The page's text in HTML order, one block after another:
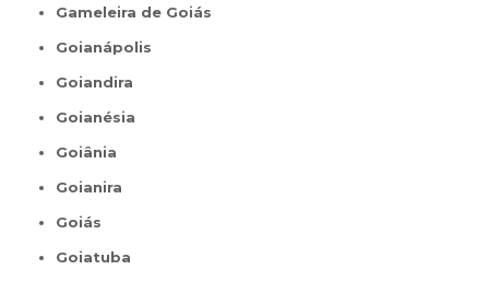
Gameleira de Goiás
Goianápolis
Goiandira
Goianésia
Goiânia
Goianira
Goiás
Goiatuba